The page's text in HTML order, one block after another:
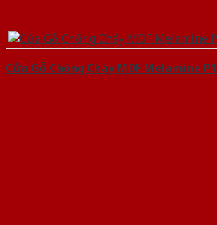
Cửa Gỗ Chống Cháy MDF Melamine